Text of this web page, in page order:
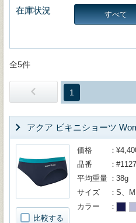
在庫状況 すべて
全5件
1
アクア ビキニショーツ
比較する
価格
品番
平均重量
38g
サイズ
S、
カラー